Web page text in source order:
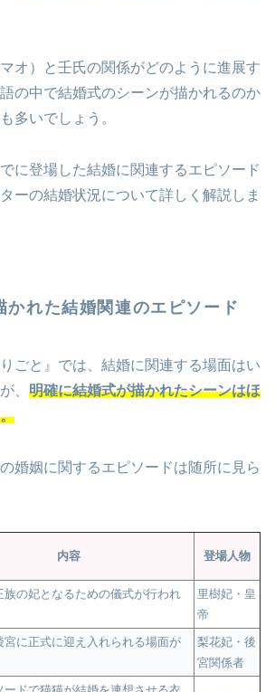
オ）と壬氏の関係がどのように進展す
の中で結婚式のシーンが描かれるのか
多いでしょう。
に登場した結婚に関連するエピソード
ーの結婚状況について詳しく解説しま
かれた結婚関連のエピソード
ごと』では、結婚に関連する場面はい
、 明確に結婚式が描かれたシーンはほ
婚姻に関するエピソードは随所に見ら
内容 登場人物
族の妃となるための儀式が行われ
里樹妃・皇
帝
宮に正式に迎え入れられる場面が
梨花妃・後
宮関係者